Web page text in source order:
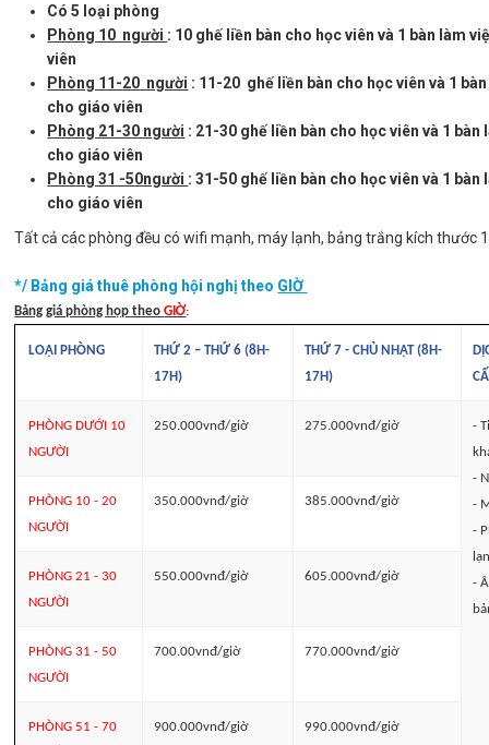
Có 5 loại phòng
Phòng 10 người : 10 ghế liền bàn cho học viên và 1 bàn làm
viên
Phòng 11-20 người : 11-20 ghế liền bàn cho học viên và 1
cho giáo viên
Phòng 21-30 người : 21-30 ghế liền bàn cho học viên và 1 bàn
cho giáo viên
Phòng 31 -50người : 31-50 ghế liền bàn cho học viên và 1 bàn
cho giáo viên
Tất cả các phòng đều có wifi mạnh, máy lạnh, bảng trắng kích
*/ Bảng giá thuê phòng hội nghị theo GIỜ
Bảng giá phòng họp theoGIỜ:
LOẠI PHÒNG
THỨ 2 – THỨ 6 (8H-
17H)
THỨ 7 - CHỦ NHẬT (8H-
17H)
PHÒNG DƯỚI 10
NGƯỜI
250.000vnđ/giờ 275.000vnđ/giờ
-
-
-
-
-
PHÒNG 10 - 20
NGƯỜI
350.000vnđ/giờ 385.000vnđ/giờ
PHÒNG 21 - 30
NGƯỜI
550.000vnđ/giờ 605.000vnđ/giờ
PHÒNG 31 - 50
NGƯỜI
700.00vnđ/giờ 770.000vnđ/giờ
PHÒNG 51 - 70
900.000vnđ/giờ 990.000vnđ/giờ